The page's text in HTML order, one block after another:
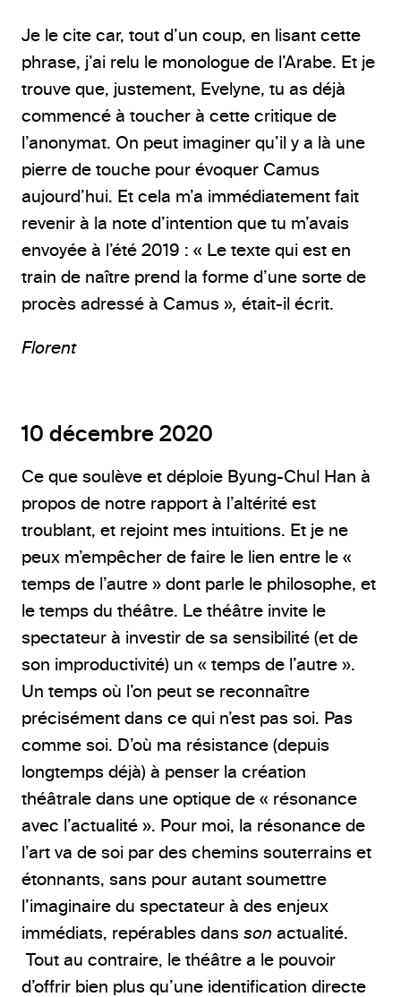
Je le cite car, tout d’un coup, en lisant cette
phrase, j’ai relu le monologue de l’Arabe. Et je
trouve que, justement, Evelyne, tu as déjà
commencé à toucher à cette critique de
l’anonymat. On peut imaginer qu’il y a là une
pierre de touche pour évoquer Camus
aujourd’hui. Et cela m’a immédiatement fait
revenir à la note d’intention que tu m’avais
envoyée à l’été 2019 : « Le texte qui est en
train de naître prend la forme d’une sorte de
procès adressé à Camus », était-il écrit.
Florent
10 décembre 2020
Ce que soulève et déploie Byung-Chul Han à
propos de notre rapport à l’altérité est
troublant, et rejoint mes intuitions. Et je ne
peux m’empêcher de faire le lien entre le «
temps de l’autre » dont parle le philosophe, et
le temps du théâtre. Le théâtre invite le
spectateur à investir de sa sensibilité (et de
son improductivité) un « temps de l’autre ».
Un temps où l’on peut se reconnaître
précisément dans ce qui n’est pas soi. Pas
comme soi. D’où ma résistance (depuis
longtemps déjà) à penser la création
théâtrale dans une optique de « résonance
avec l’actualité ». Pour moi, la résonance de
l’art va de soi par des chemins souterrains et
étonnants, sans pour autant soumettre
l’imaginaire du spectateur à des enjeux
immédiats, repérables dans son actualité.
Tout au contraire, le théâtre a le pouvoir
d’offrir bien plus qu’une identification directe